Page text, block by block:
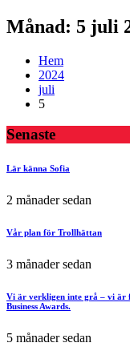
Månad: 5 juli
Hem
2024
juli
5
Senaste
Lär känna Sofia
2 månader sedan
Vår plan för Trollhättan
3 månader sedan
Vi är verkligen inte grå – vi är
Business Awards.
5 månader sedan